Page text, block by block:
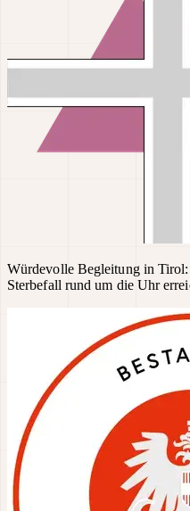
Würdevolle Begleitung in
Sterbefall rund um die Uhr